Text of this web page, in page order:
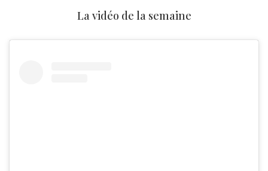
La vidéo de la semaine